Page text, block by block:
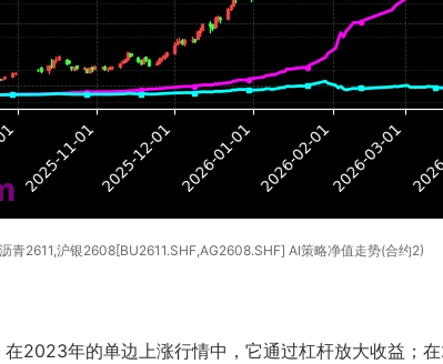
青2611,沪银2608[BU2611.SHF,AG2608.SHF] AI策略净值走势(合约2)
2023年的单边上涨行情中，它通过杠杆放大收益；